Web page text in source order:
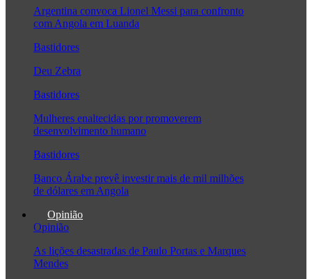
Argentina convoca Lionel Messi para confronto
com Angola em Luanda
Bastidores
Deu Zebra
Bastidores
Mulheres enaltecidas por promoverem
desenvolvimento humano
Bastidores
Banco Árabe prevê investir mais de mil milhões
de dólares em Angola
Opinião
Opinião
As lições desastradas de Paulo Portas e Marques
Mendes